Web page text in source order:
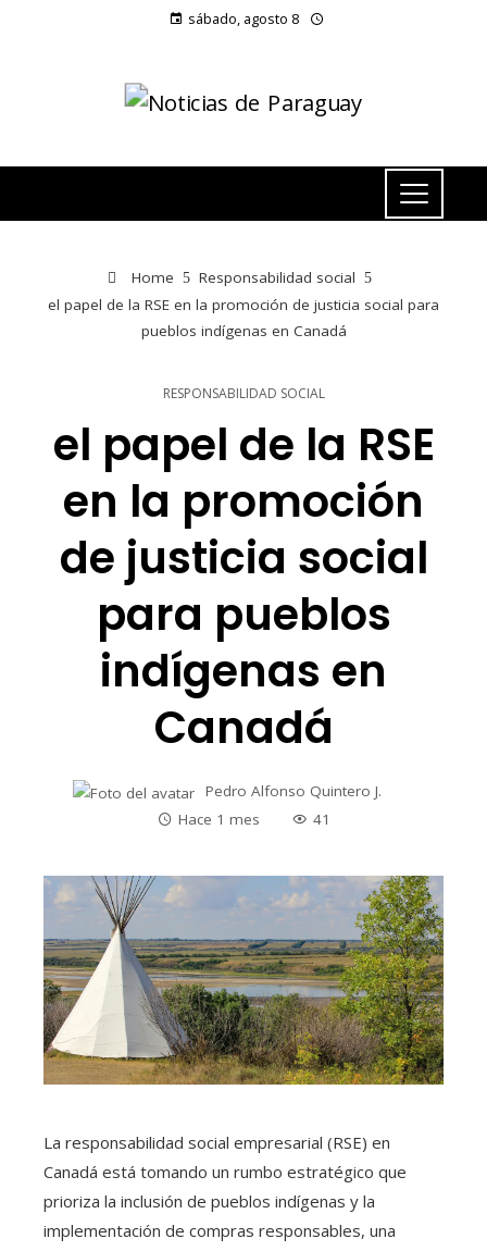
sábado, agosto 8
Home
Responsabilidad social
el papel de la RSE en la promoción de justicia social para
pueblos indígenas en Canadá
RESPONSABILIDAD SOCIAL
el papel de la RSE
en la promoción
de justicia social
para pueblos
indígenas en
Canadá
Pedro Alfonso Quintero J.
Hace 1 mes
41
La responsabilidad social empresarial (RSE) en
Canadá está tomando un rumbo estratégico que
prioriza la inclusión de pueblos indígenas y la
implementación de compras responsables, una